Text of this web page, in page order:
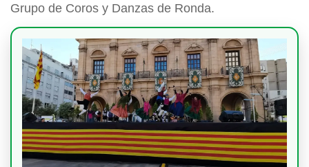
Grupo de Coros y Danzas de Ronda.